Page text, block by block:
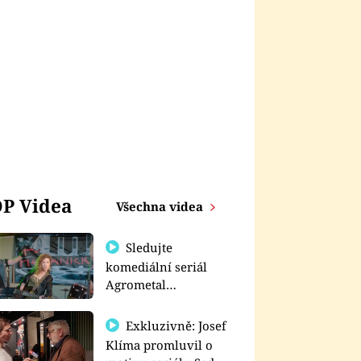
Videa Všechna videa
Sledujte
komediální seriál
Agrometal
prima+
Exkluzivně: Josef
Klíma promluvil o